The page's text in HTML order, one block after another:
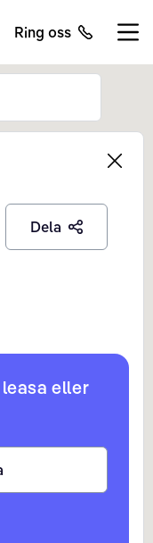
Ring oss
Left
Dela
eller